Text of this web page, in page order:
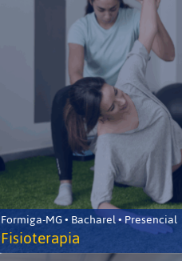
Formiga-MG • Bacharel • Presencial
Fisioterapia